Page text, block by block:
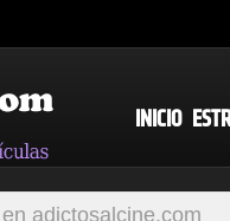
INICIO